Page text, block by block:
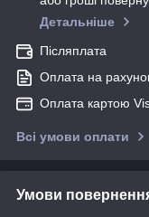
Детальніше
Післяплата
Оплата на
Оплата картою
Всі умови оплати
Умови